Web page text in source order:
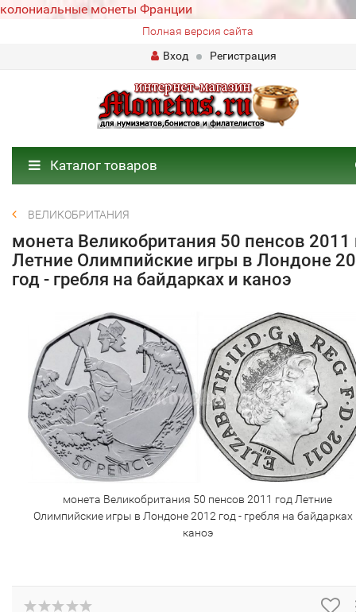
колониальные монеты Франции
Полная версия сайта
Вход
Регистрация
Каталог товаров
ВЕЛИКОБРИТАНИЯ
монета Великобритания 50 пенсов 2011
Летние Олимпийские игры в Лондоне
год - гребля на байдарках и каноэ
монета Великобритания 50 пенсов 2011 год Летние
Олимпийские игры в Лондоне 2012 год - гребля на байдарках
каноэ